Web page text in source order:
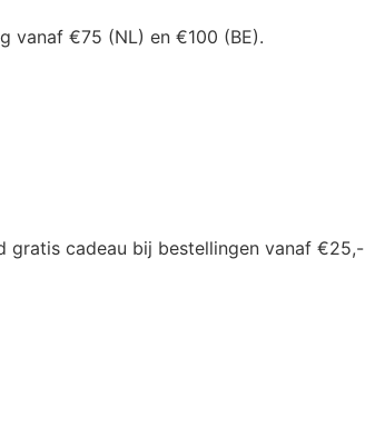
vanaf €75 (NL) en €100 (BE).
gratis cadeau bij bestellingen vanaf €25,-